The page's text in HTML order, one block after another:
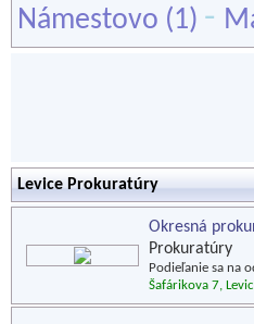
Námestovo (1) -
Levice Prokuratúry
Okresná
Prokuratúry
Podieľanie sa na
Šafárikova 7,